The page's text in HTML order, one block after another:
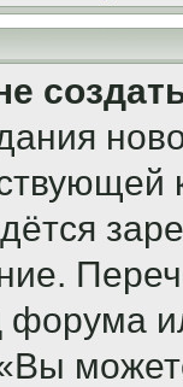
форума